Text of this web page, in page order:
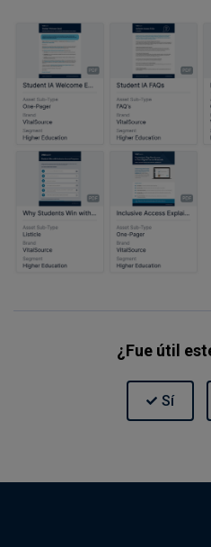
¿Fue útil